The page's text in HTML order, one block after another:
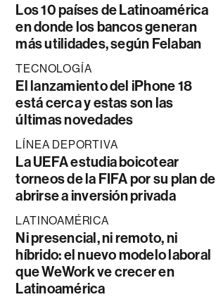
Los 10 países de Latinoamérica
en donde los bancos generan
más utilidades, según Felaban
TECNOLOGÍA
El lanzamiento del iPhone 18
está cerca y estas son las
últimas novedades
LÍNEA DEPORTIVA
La UEFA estudia boicotear
torneos de la FIFA por su plan de
abrirse a inversión privada
LATINOAMÉRICA
Ni presencial, ni remoto, ni
híbrido: el nuevo modelo laboral
que WeWork ve crecer en
Latinoamérica